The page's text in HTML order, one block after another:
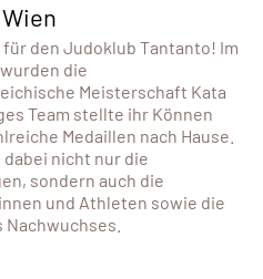
den Judoklub Tantanto! Im
die
Meisterschaft Kata
Team stellte ihr Können
Medaillen nach Hause.
nicht nur die
sondern auch die
und Athleten sowie die